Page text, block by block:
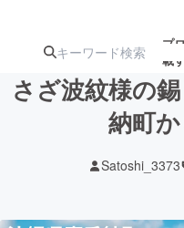
プ
載
ターン
ジェクト
さざ波紋様の
納町か
Satoshi_3373